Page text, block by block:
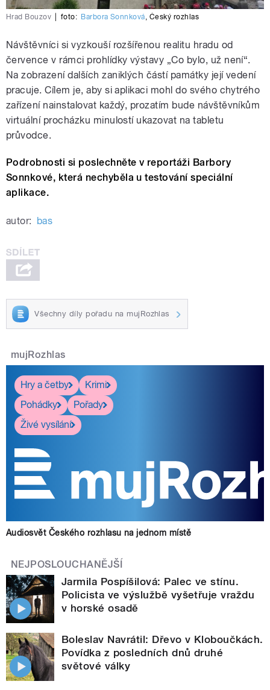
Hrad Bouzov foto: Barbora Sonnková, Český rozhlas
Návštěvníci si vyzkouší rozšířenou realitu hradu od
července v rámci prohlídky výstavy „Co bylo, už není“.
Na zobrazení dalších zaniklých částí památky její vedení
pracuje. Cílem je, aby si aplikaci mohl do svého chytrého
zařízení nainstalovat každý, prozatím bude návštěvníkům
virtuální procházku minulostí ukazovat na tabletu
průvodce.
Podrobnosti si poslechněte v reportáži Barbory
Sonnkové, která nechyběla u testování speciální
aplikace.
autor: bas
Všechny díly pořadu na mujRozhlas
mujRozhlas
Hry a četby
Krimi
Pohádky
Pořady
Živé vysílání
Audiosvět Českého rozhlasu na jednom místě
NEJPOSLOUCHANĚJŠÍ
Jarmila Pospíšilová: Palec ve stínu.
Policista ve výslužbě vyšetřuje vraždu
v horské osadě
Boleslav Navrátil: Dřevo v Kloboučkách.
Povídka z posledních dnů druhé
světové války